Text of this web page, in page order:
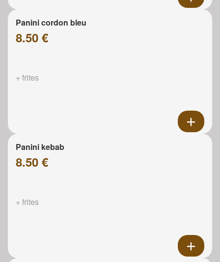
Panini cordon bleu
8.50 €
+ frites
Panini kebab
8.50 €
+ frites